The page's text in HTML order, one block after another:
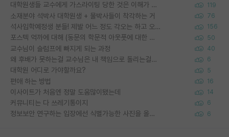
대학원생들 교수에게 가스라이팅 당한 것은 이해가 갑니다. 안타깝네요. 119
소재분야 석박사 대학원생 + 물박사들이 착각하는 거 76
석사입학예정생 분들! 제발 어느 정도 각오는 하고 오세요. 156
포스텍 억까에 대해 (동문의 학문적 아웃풋에 대한 반박) 50
교수님이 슬럼프에 빠지게 되는 과정 40
왜 후배가 못하는걸 교수님은 내 책임으로 돌리는걸까요? 6
대학원 어디로 가야할까요? 5
편애 하는 방법 16
이사이트가 처음엔 정말 도움많이됐는데 14
커뮤니티는 다 쓰레기통이지 6
정보보안 연구하는 입장에선 식별가능한 사진을 올리는건 비추이긴함 6